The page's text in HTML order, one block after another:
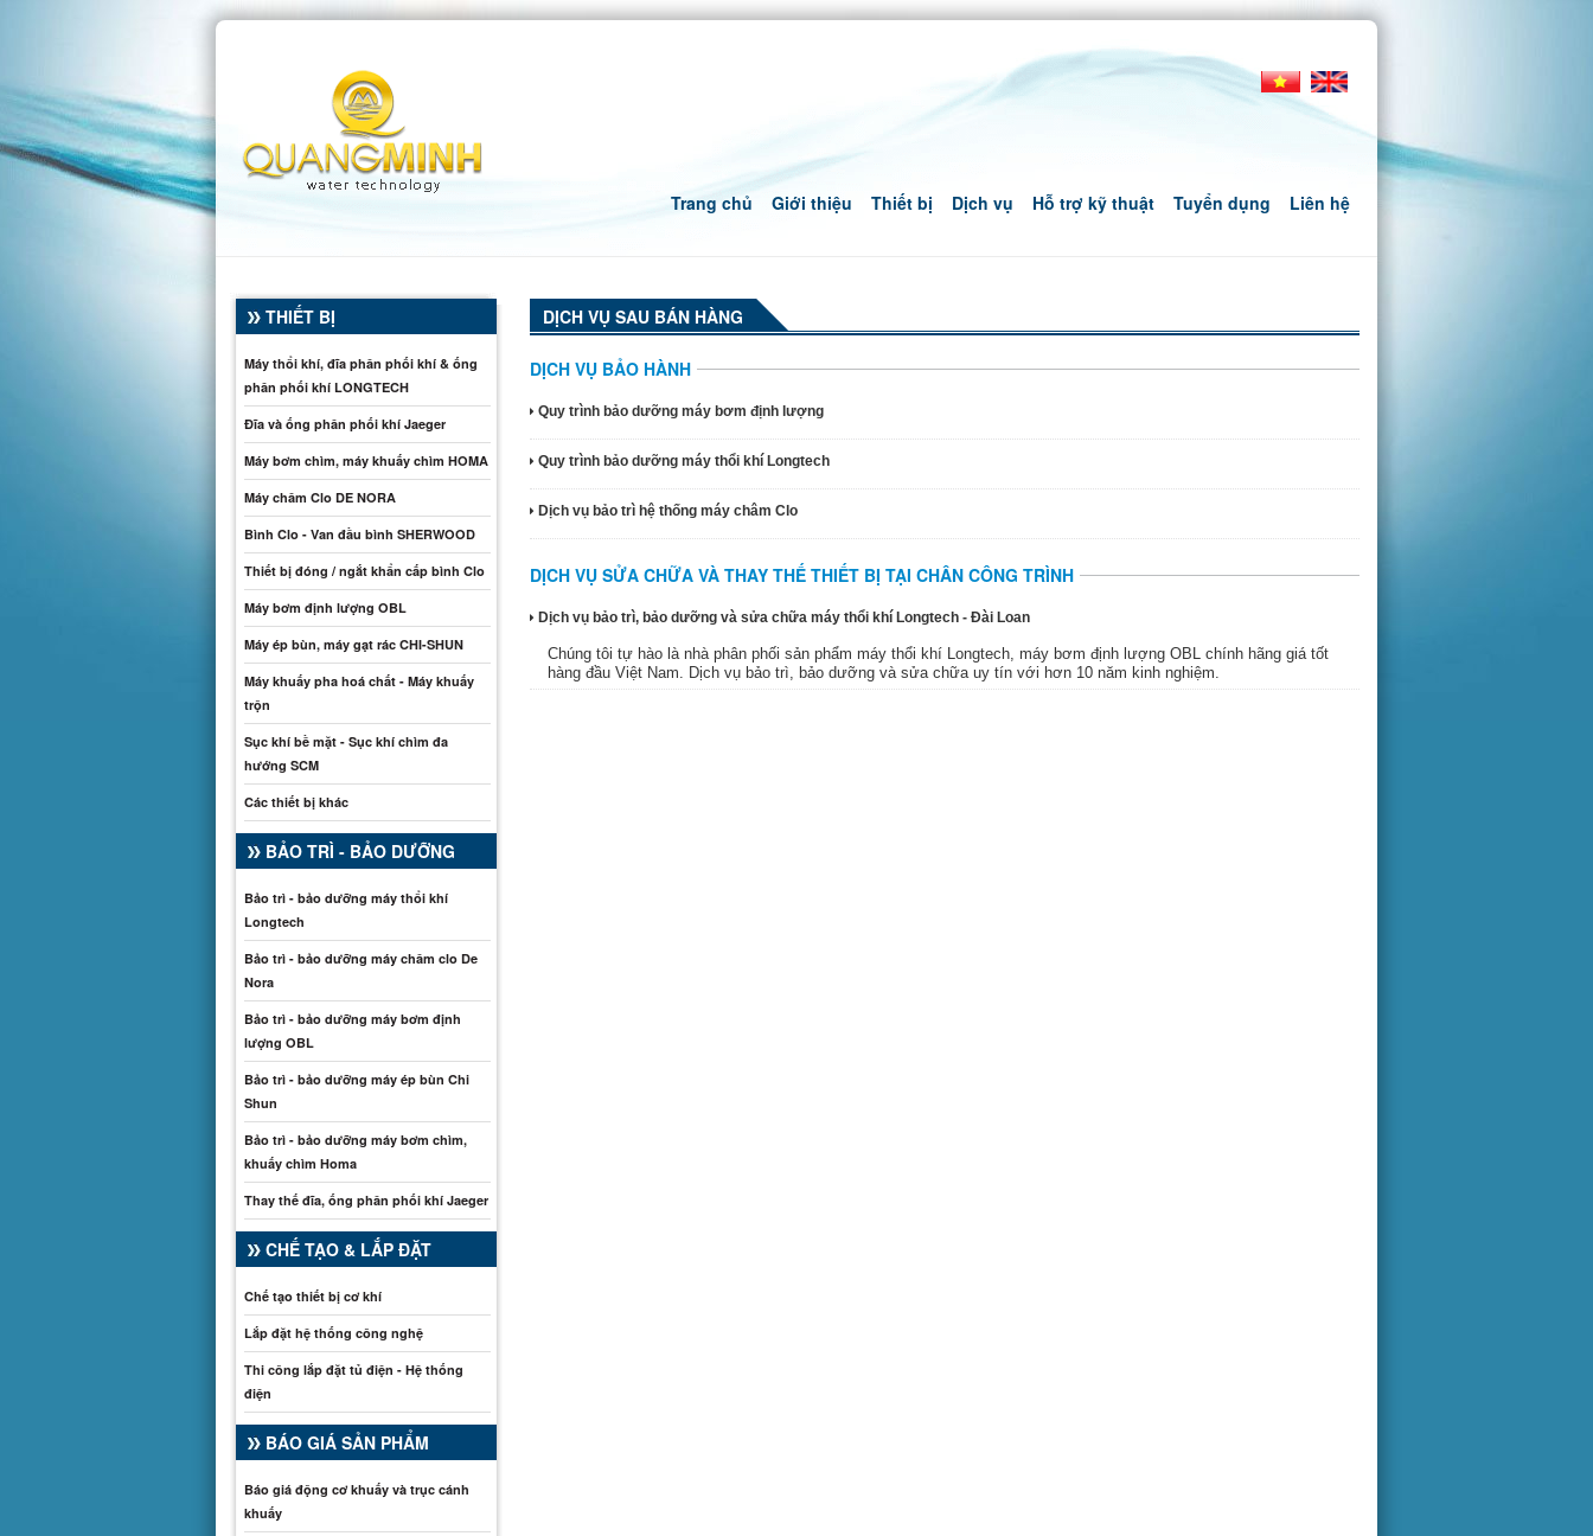
Trang chủ Giới thiệu Thiết bị Dịch vụ Hỗ trợ kỹ thuật Tuyển dụng Liên hệ
THIẾT BỊ
Máy thổi khí, đĩa phân phối khí & ống
phân phối khí LONGTECH
Đĩa và ống phân phối khí Jaeger
Máy bơm chìm, máy khuấy chìm HOMA
Máy châm Clo DE NORA
Bình Clo - Van đầu bình SHERWOOD
Thiết bị đóng / ngắt khẩn cấp bình Clo
Máy bơm định lượng OBL
Máy ép bùn, máy gạt rác CHI-SHUN
Máy khuấy pha hoá chất - Máy khuấy
trộn
Sục khí bề mặt - Sục khí chìm đa
hướng SCM
Các thiết bị khác
BẢO TRÌ - BẢO DƯỠNG
Bảo trì - bảo dưỡng máy thổi khí
Longtech
Bảo trì - bảo dưỡng máy châm clo De
Nora
Bảo trì - bảo dưỡng máy bơm định
lượng OBL
Bảo trì - bảo dưỡng máy ép bùn Chi
Shun
Bảo trì - bảo dưỡng máy bơm chìm,
khuấy chìm Homa
Thay thế đĩa, ống phân phối khí Jaeger
CHẾ TẠO & LẮP ĐẶT
Chế tạo thiết bị cơ khí
Lắp đặt hệ thống công nghệ
Thi công lắp đặt tủ điện - Hệ thống
điện
BÁO GIÁ SẢN PHẨM
Báo giá động cơ khuấy và trục cánh
khuấy
DỊCH VỤ SAU BÁN HÀNG
DỊCH VỤ BẢO HÀNH
Quy trình bảo dưỡng máy bơm định lượng
Quy trình bảo dưỡng máy thổi khí Longtech
Dịch vụ bảo trì hệ thống máy châm Clo
DỊCH VỤ SỬA CHỮA VÀ THAY THẾ THIẾT BỊ TẠI CHÂN CÔNG TRÌNH
Dịch vụ bảo trì, bảo dưỡng và sửa chữa máy thổi khí Longtech - Đài Loan
Chúng tôi tự hào là nhà phân phối sản phẩm máy thổi khí Longtech, máy bơm định lượng OBL chính hãng giá tốt
hàng đầu Việt Nam. Dịch vụ bảo trì, bảo dưỡng và sửa chữa uy tín với hơn 10 năm kinh nghiệm.